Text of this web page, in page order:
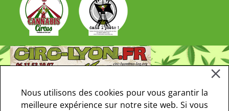
Nous utilisons des cookies pour vous garantir la
meilleure expérience sur notre site web. Si vous